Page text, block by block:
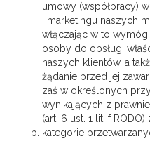
umowy (współpracy)
i marketingu naszych
włączając w to
osoby do obsługi
naszych klientów, a
żądanie przed jej
zaś w określonych
wynikających z
(art. 6 ust. 1 lit. f
kategorie